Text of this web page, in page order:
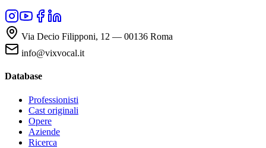
Via Decio Filipponi, 12 — 00136 Roma
info@vixvocal.it
Database
Professionisti
Cast originali
Opere
Aziende
Ricerca